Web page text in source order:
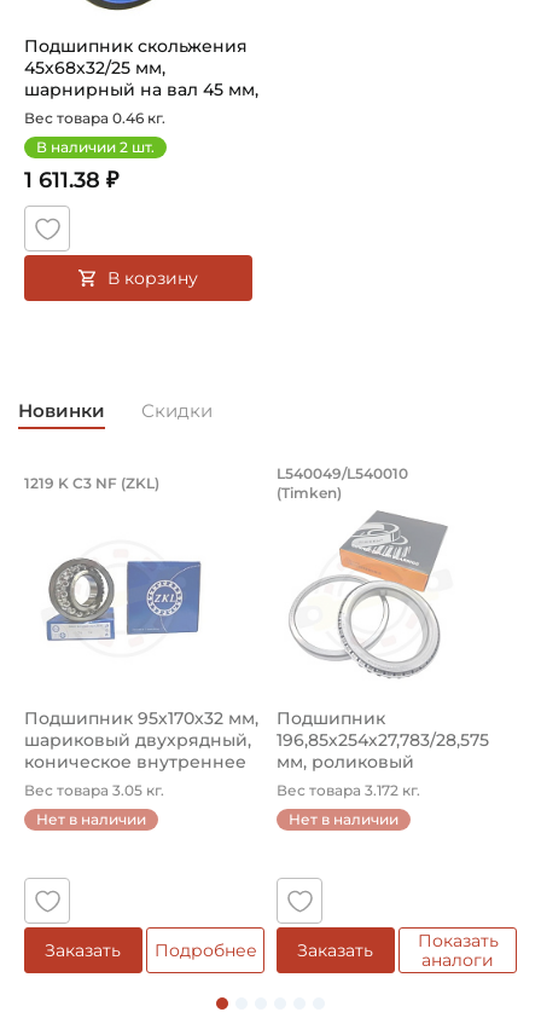
640 кН
Тип посадочного отверстия на вал:
Круг
Тип наружного кольца:
Цилиндрическое
Вид уплотнения:
Без уплотнения
Смазка:
Страна происхождения:
Подшипник скольжения
45х68х32/25 мм,
шарнирный на вал 45 мм,
закрытый. ...
Вес товара 0.46 кг.
В наличии 2 шт.
1 611.38 ₽
В корзину
Новинки Скидки
Подшипник 95х170х32 мм, шариковый
Подшипник 95х170х32 мм, шариковый двухрядный,
1219 K C3 NF (ZKL)
Подшипник 95х170х32 мм,
шариковый двухрядный,
коническое внутреннее
кол...
Вес товара 3.05 кг.
Нет в наличии
Заказать Подробнее
Подшипник
Подшипник
L540049/L540010
(Timken)
Подшипник
196,85х254х27,783/28,575
мм, роликовый
однорядный конический
...
Вес товара 3.172 кг.
Нет в наличии
Заказать
Показать
аналоги